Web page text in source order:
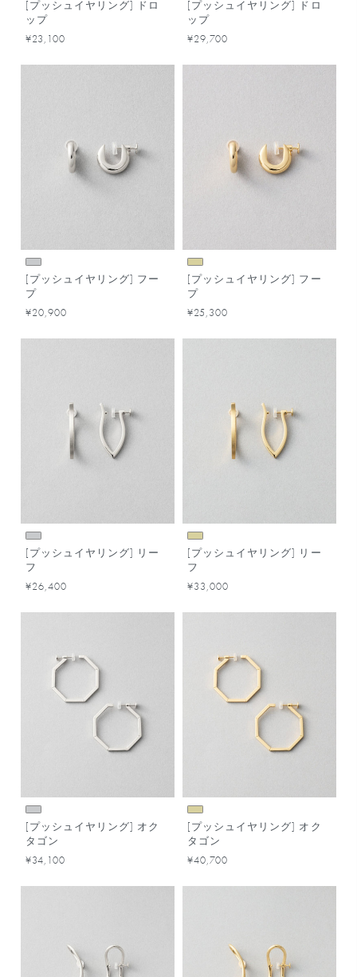
[プッシュイヤリング] ドロ
ップ
¥23,100
[プッシュイヤリング] ドロ
ップ
¥29,700
[プッシュイヤリング] フー
プ
¥20,900
[プッシュイヤリング] フー
プ
¥25,300
[プッシュイヤリング] リー
フ
¥26,400
[プッシュイヤリング] リー
フ
¥33,000
[プッシュイヤリング] オク
タゴン
¥34,100
[プッシュイヤリング] オク
タゴン
¥40,700